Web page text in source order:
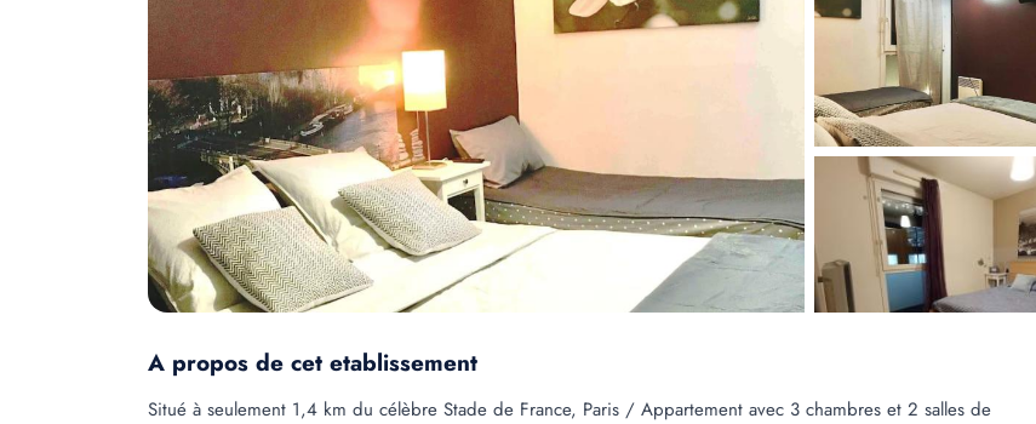
A propos de cet etablissement
Situé à seulement 1,4 km du célèbre Stade de France, Paris / Appartement avec 3 chambres et 2 salles de